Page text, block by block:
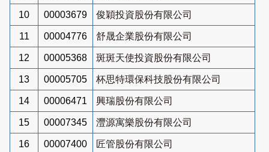
10 00003679 俊穎投資股份有限公司
11 00004776 舒晟企業股份有限公司
12 00005368 斑斑天使投資股份有限公司
13 00005705 杯思特環保科技股份有限公司
14 00006471 興瑞股份有限公司
15 00007345 灃源寓樂股份有限公司
16 00007400 匠管股份有限公司